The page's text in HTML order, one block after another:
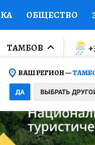
ОБЩЕСТВО
ОТКРЫВАЕМ МИР
КОЛЛЕКЦИИ
ТАМБОВ
ВАШ РЕГИОН —
ДА ВЫБРАТЬ